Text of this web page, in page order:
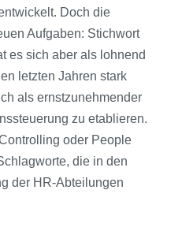
Doch die
Aufgaben: Stichwort
es sich aber als lohnend
letzten Jahren stark
als ernstzunehmender
zu etablieren.
oder People
die in den
der HR-Abteilungen